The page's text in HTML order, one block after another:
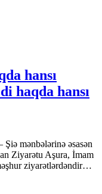
hansı
haqda hansı
mənbələrinə əsasən
Ziyarətu Aşura, İmam
ziyarətlərdəndir…